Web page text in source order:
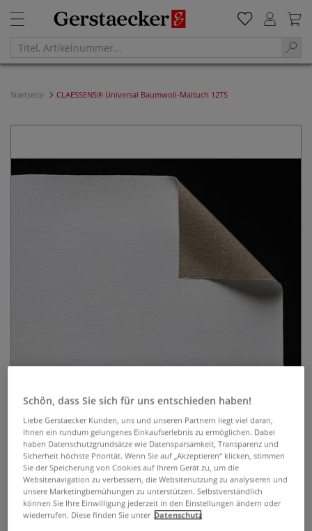
Startseite CLAESSENS® Universal Baumwoll-Maltuch 12TS
CLAESSENS® Universal Baumwoll-
Maltuch 12TS
0 Bewertungen
Das CLAESSENS® Universal Baumwoll-Maltuch ist
hervorragend geeignet für die Acryl- und Ölmalerei.
Schön, dass Sie sich für uns entschieden haben!
Liebe Gerstaecker Kunden, uns und unseren Partnern liegt viel daran,
Ihnen ein rundum gelungenes Einkaufserlebnis zu ermöglichen. Dabei
haben Datenschutzgrundsätze wie Datensparsamkeit, Transparenz und
Sicherheit höchste Priorität. Wenn Sie auf „Akzeptieren“ klicken, stimmen
Sie der Speicherung von Cookies auf Ihrem Gerät zu, um die
Websitenavigation zu verbessern, die Websitenutzung zu analysieren und
unsere Marketingbemühungen zu unterstützen. Selbstverständlich
können Sie Ihre Einwilligung jederzeit in den Einstellungen ändern oder
wiederrufen. Diese finden Sie unter Datenschutz